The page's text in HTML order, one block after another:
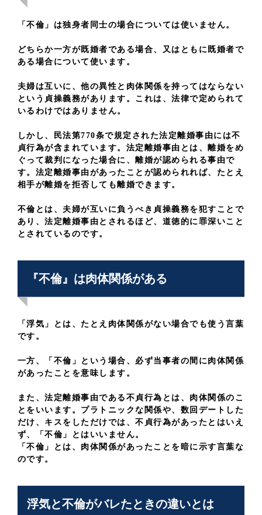
「不倫」は独身者同士の場合については使いません。
どちらか一方が既婚者である場合、又はともに既婚者で
ある場合について使います。
夫婦は互いに、他の異性と肉体関係を持ってはならない
という貞操義務があります。これは、法律で定められて
いるわけではありません。
しかし、民法第770条で規定された法定離婚事由には不
貞行為が含まれています。法定離婚事由とは、離婚をめ
ぐって裁判になった場合に、離婚が認められる事由で
す。法定離婚事由があったことが認められれば、たとえ
相手が離婚を拒否しても離婚できます。
不倫とは、夫婦が互いに負うべき貞操義務を犯すことで
あり、法定離婚事由とされるほど、道徳的に罪深いこと
とされているのです。
『不倫』は肉体関係がある
「浮気」とは、たとえ肉体関係がない場合でも使う言葉
です。
一方、「不倫」という場合、必ず当事者の間に肉体関係
があったことを意味します。
また、法定離婚事由である不貞行為とは、肉体関係のこ
とをいいます。プラトニックな関係や、数回デートした
だけ、キスをしただけでは、不貞行為があったとはいえ
ず、「不倫」とはいいません。
「不倫」とは、肉体関係があったことを暗に示す言葉な
のです。
浮気と不倫がバレたときの違いとは